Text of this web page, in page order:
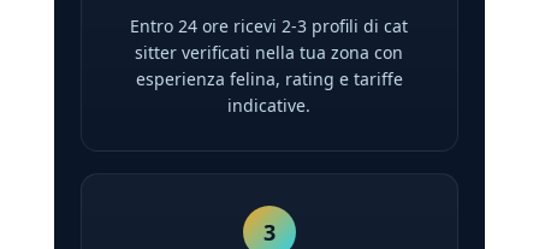
Entro 24 ore ricevi 2-3 profili di cat
sitter verificati nella tua zona con
esperienza felina, rating e tariffe
indicative.
3